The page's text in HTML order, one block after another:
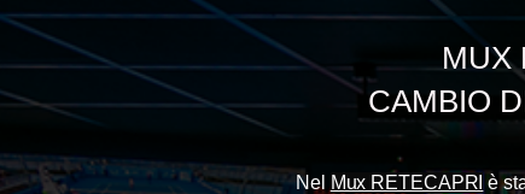
MUX
CAMBIO
Nel Mux RETECAPRI è